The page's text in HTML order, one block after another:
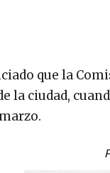
que la
la ciudad,